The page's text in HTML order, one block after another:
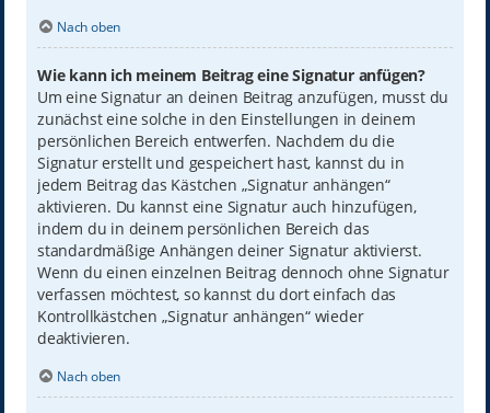
Nach oben
Wie kann ich meinem Beitrag eine Signatur anfügen?
Um eine Signatur an deinen Beitrag anzufügen, musst du
zunächst eine solche in den Einstellungen in deinem
persönlichen Bereich entwerfen. Nachdem du die
Signatur erstellt und gespeichert hast, kannst du in
jedem Beitrag das Kästchen „Signatur anhängen“
aktivieren. Du kannst eine Signatur auch hinzufügen,
indem du in deinem persönlichen Bereich das
standardmäßige Anhängen deiner Signatur aktivierst.
Wenn du einen einzelnen Beitrag dennoch ohne Signatur
verfassen möchtest, so kannst du dort einfach das
Kontrollkästchen „Signatur anhängen“ wieder
deaktivieren.
Nach oben